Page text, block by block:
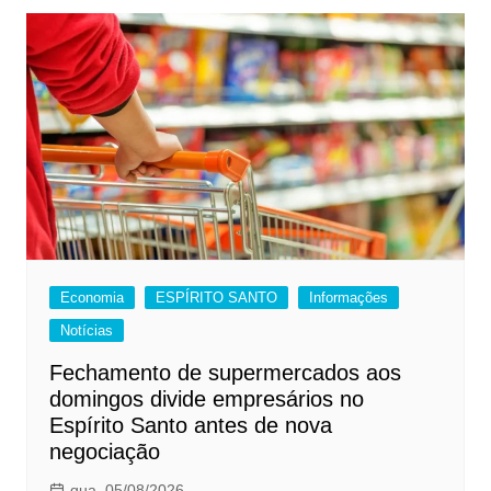
Economia ESPÍRITO SANTO
Informações
Notícias
Fechamento de supermercados aos
domingos divide empresários no
Espírito Santo antes de nova
negociação